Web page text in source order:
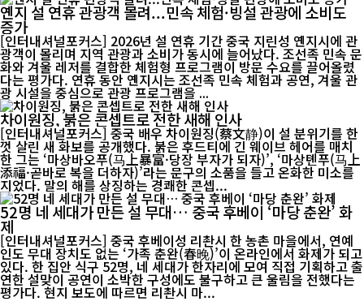
옌지 설 연휴 관광객 몰려...민속 체험·빙설 관광에 소비도
증가
[인터내셔널포커스] 2026년 설 연휴 기간 중국 지린성 옌지시에 관
광객이 몰리며 지역 관광과 소비가 동시에 늘어났다. 조선족 민속 문
화와 겨울 레저를 결합한 체험형 프로그램이 방문 수요를 끌어올렸
다는 평가다. 연휴 동안 옌지시는 조선족 민속 체험과 공연, 겨울 관
광 시설을 중심으로 관광 프로그램을 ...
차이원징, 붉은 콘셉트로 전한 새해 인사
[인터내셔널포커스] 중국 배우 차이원징(蔡文静)이 설 분위기를 한
껏 살린 새 화보를 공개했다. 붉은 후드티에 긴 웨이브 헤어를 매치
한 그는 ‘마상바오푸(马上暴富·당장 부자가 되자)’, ‘마상톈푸(马上
添福·곧바로 복을 더하자)’라는 문구의 소품을 들고 온화한 미소를
지었다. 말의 해를 상징하는 경쾌한 콘셉...
52명 네 세대가 만든 설 무대… 중국 후베이 ‘마당 춘완’ 화
제
[인터내셔널포커스] 중국 후베이성 리촨시 한 농촌 마을에서, 연예
인도 무대 장치도 없는 ‘가족 춘완(春晚)’이 온라인에서 화제가 되고
있다. 한 집안 식구 52명, 네 세대가 한자리에 모여 직접 기획하고 출
연한 설맞이 공연이 소박한 구성에도 불구하고 큰 울림을 전했다는
평가다. 현지 보도에 따르면 리촨시 마...